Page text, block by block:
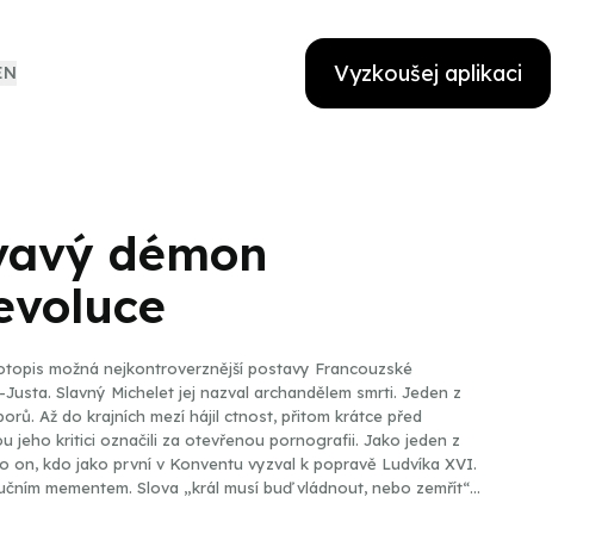
Vyzkoušej aplikaci
démon
možná nejkontroverznější postavy Francouzské
Slavný Michelet jej nazval archandělem smrti. Jeden z
Až do krajních mezí hájil ctnost, přitom krátce před
jeho kritici označili za otevřenou pornografii. Jako jeden z
on, kdo jako první v Konventu vyzval k popravě Ludvíka XVI.
mementem. Slova „král musí buď vládnout, nebo zemřít“